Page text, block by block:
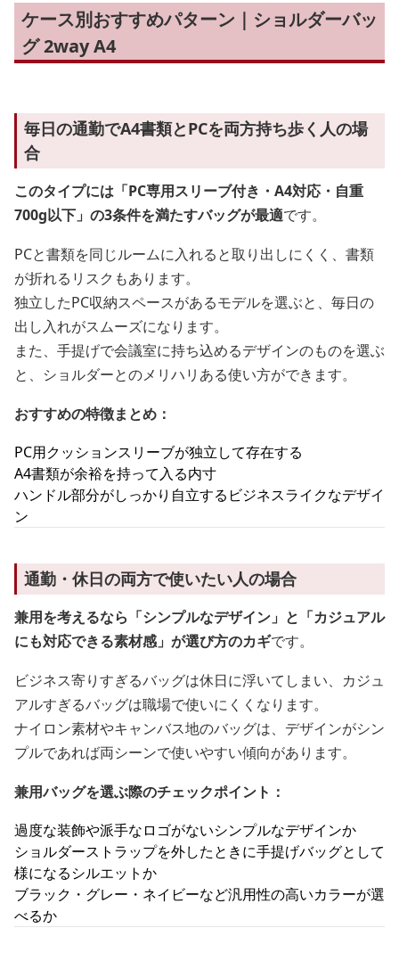
ケース別おすすめパターン｜ショルダーバッ
グ 2way A4
毎日の通勤でA4書類とPCを両方持ち歩く人の場
合
このタイプには「PC専用スリーブ付き・A4対応・自重
700g以下」の3条件を満たすバッグが最適です。
PCと書類を同じルームに入れると取り出しにくく、書類
が折れるリスクもあります。
独立したPC収納スペースがあるモデルを選ぶと、毎日の
出し入れがスムーズになります。
また、手提げで会議室に持ち込めるデザインのものを選ぶ
と、ショルダーとのメリハリある使い方ができます。
おすすめの特徴まとめ：
PC用クッションスリーブが独立して存在する
A4書類が余裕を持って入る内寸
ハンドル部分がしっかり自立するビジネスライクなデザイ
ン
通勤・休日の両方で使いたい人の場合
兼用を考えるなら「シンプルなデザイン」と「カジュアル
にも対応できる素材感」が選び方のカギです。
ビジネス寄りすぎるバッグは休日に浮いてしまい、カジュ
アルすぎるバッグは職場で使いにくくなります。
ナイロン素材やキャンバス地のバッグは、デザインがシン
プルであれば両シーンで使いやすい傾向があります。
兼用バッグを選ぶ際のチェックポイント：
過度な装飾や派手なロゴがないシンプルなデザインか
ショルダーストラップを外したときに手提げバッグとして
様になるシルエットか
ブラック・グレー・ネイビーなど汎用性の高いカラーが選
べるか